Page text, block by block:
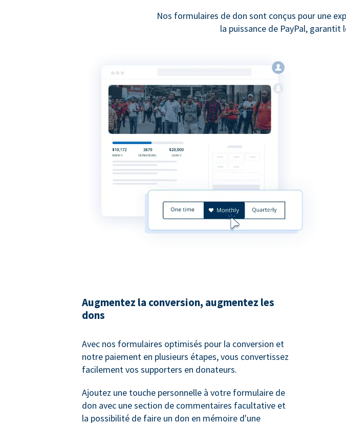
Nos formulaires de don sont conçus pour une
la puissance de PayPal,
Augmentez la conversion, augmentez les
dons
Avec nos formulaires optimisés pour la conversion et
notre paiement en plusieurs étapes, vous convertissez
facilement vos supporters en donateurs.
Ajoutez une touche personnelle à votre formulaire de
don avec une section de commentaires facultative et
la possibilité de faire un don en mémoire d'une